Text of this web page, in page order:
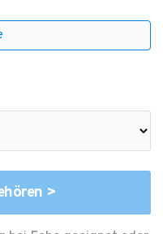
>